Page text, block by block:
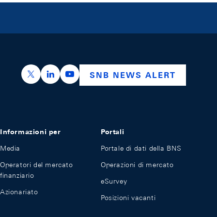
https://x.com/snb_bns
https://ch.linkedin.com/company/swiss-
https://www.youtube.com/
SNB NEWS ALERT
Informazioni per
Media
Operatori del mercato
finanziario
Azionariato
Portali
Portale di dati della BNS
Operazioni di mercato
eSurvey
Posizioni vacanti